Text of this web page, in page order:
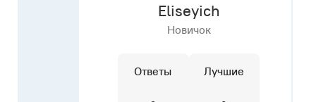
Eliseyich
Новичок
Ответы Лучшие